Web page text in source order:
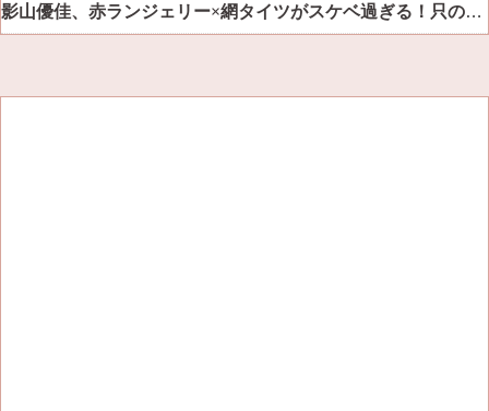
影山優佳、赤ランジェリー×網タイツがスケベ過ぎる！只の痴女だろ・・・